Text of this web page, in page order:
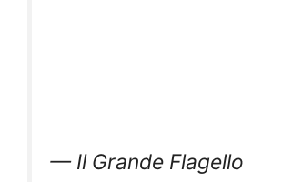
— Il Grande Flagello